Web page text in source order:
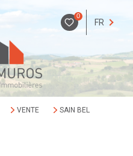
0
FR
VENTE
SAIN BEL